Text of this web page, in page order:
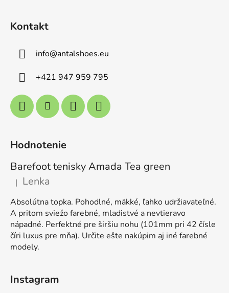
Kontakt
info@antalshoes.eu
+421 947 959 795
Hodnotenie
Barefoot tenisky Amada Tea green
Hodnotenie produktu je 5 z 5 hviezdičiek.
| Lenka
Absolútna topka. Pohodlné, mäkké, ľahko udržiavateľné.
A pritom sviežo farebné, mladistvé a nevtieravo
nápadné. Perfektné pre širšiu nohu (101mm pri 42 čísle
číri luxus pre mňa). Určite ešte nakúpim aj iné farebné
modely.
Instagram